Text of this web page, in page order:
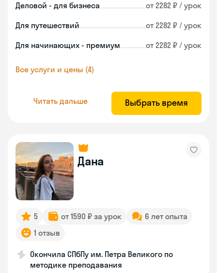
Деловой - для бизнеса от 2282 ₽ / урок
Для путешествий от 2282 ₽ / урок
Для начинающих - премиум от 2282 ₽ / урок
Все услуги и цены (4)
Читать дальше Выбрать время
Дана
5 от 1590 ₽ за урок
6 лет опыта
1 отзыв
Окончила СПбПу им. Петра Великого по
методике преподавания